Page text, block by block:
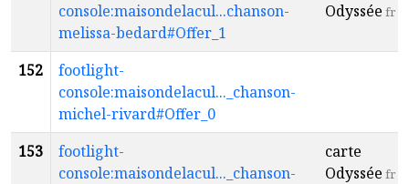
console:maisondelacul...chanson-
melissa-bedard#Offer_1
Odyssée fr
152
footlight-
console:maisondelacul..._chanson-
michel-rivard#Offer_0
153
footlight-
console:maisondelacul..._chanson-
carte
Odyssée fr